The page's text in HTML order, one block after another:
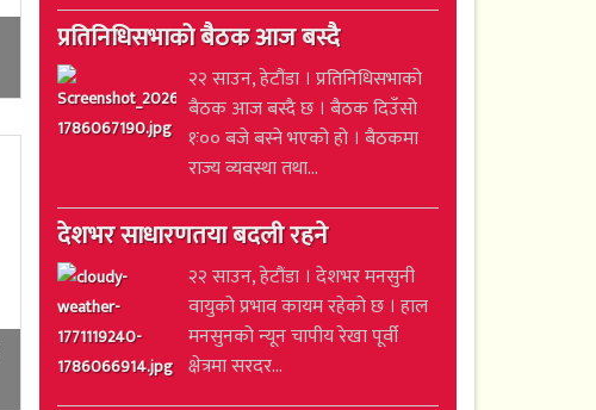
प्रतिनिधिसभाको बैठक आज बस्दै
२२ साउन, हेटौंडा । प्रतिनिधिसभाको
बैठक आज बस्दै छ । बैठक दिउँसो
१ः०० बजे बस्ने भएको हो । बैठकमा
राज्य व्यवस्था तथा...
देशभर साधारणतया बदली रहने
२२ साउन, हेटौंडा । देशभर मनसुनी
वायुको प्रभाव कायम रहेको छ । हाल
मनसुनको न्यून चापीय रेखा पूर्वी
क्षेत्रमा सरदर...